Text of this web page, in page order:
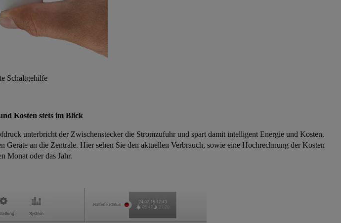
Schaltgehilfe
Kosten stets im Blick
unterbricht der Zwischenstecker die Stromzufuhr und spart damit intelligent Energie und Kosten.
an die Zentrale. Hier sehen Sie den aktuellen Verbrauch, sowie eine Hochrechnung der Kosten
Monat oder das Jahr.